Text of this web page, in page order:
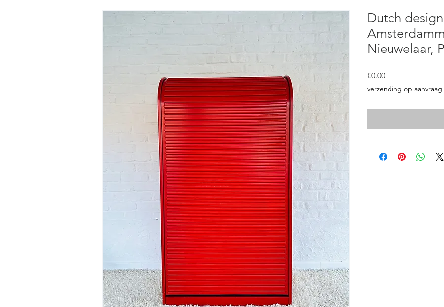
Dutch
Nieuwelaar,
€0.00價
格
verzending op aanvraag